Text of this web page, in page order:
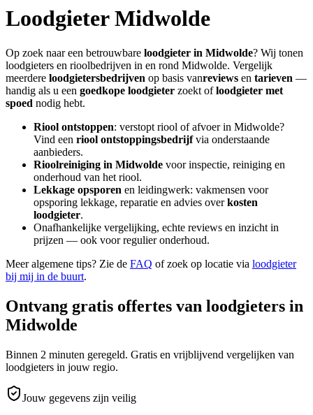
LoodgieterMidwolde
Op zoek naar een betrouwbare loodgieter in Midwolde? Wij tonen
loodgieters en rioolbedrijven in en rond Midwolde. Vergelijk
meerdere loodgietersbedrijven op basis vanreviews en tarieven —
handig als u een goedkope loodgieter zoekt ofloodgieter met
spoed nodig hebt.
Riool ontstoppen: verstopt riool of afvoer in Midwolde?
Vind een riool ontstoppingsbedrijfvia onderstaande
aanbieders.
Rioolreiniging in Midwolde voor inspectie, reiniging en
onderhoud van het riool.
Lekkage opsporen en leidingwerk: vakmensen voor
opsporing lekkage, reparatie en advies overkosten
loodgieter.
Onafhankelijke vergelijking, echte reviews en inzicht in
prijzen — ook voor regulier onderhoud.
Meer algemene tips? Zie de FAQ of zoek op locatie via loodgieter
bij mij in de buurt.
Ontvang gratis offertes van loodgieters in
Midwolde
Binnen 2 minuten geregeld. Gratis en vrijblijvend vergelijken van
loodgieters in jouw regio.
Jouw gegevens zijn veilig